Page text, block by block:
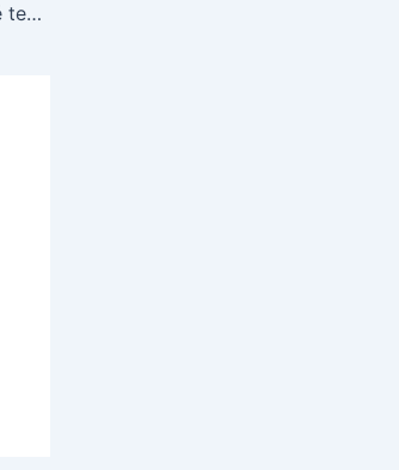
Tradicional Guerra de Espadas é tema de debate na Assembleia